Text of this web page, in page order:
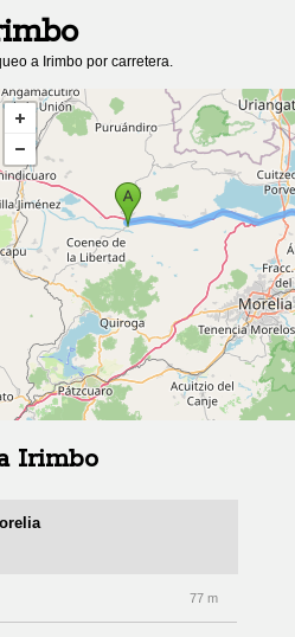
a Irimbo por carretera.
Irimbo
77 m